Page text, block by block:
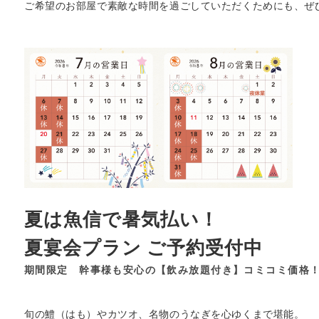
ご希望のお部屋で素敵な時間を過ごしていただくためにも、
夏は魚信で暑気払い！
夏宴会プラン ご予約受付中
期間限定 幹事様も安心の【飲み放題付き】コミコミ価格
旬の鱧（はも）やカツオ、名物のうなぎを心ゆくまで堪能。